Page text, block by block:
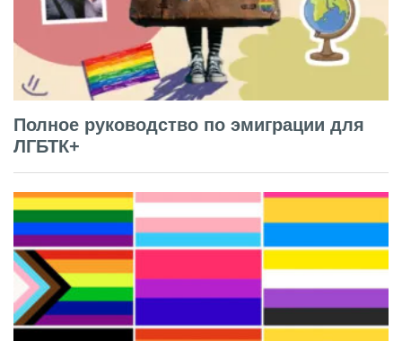
Полное руководство по эмиграции для
ЛГБТК+